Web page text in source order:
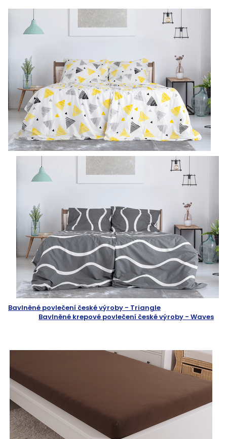
Bavlněné povlečení české výroby - Triangle
Bavlněné krepové povlečení české výroby - Waves